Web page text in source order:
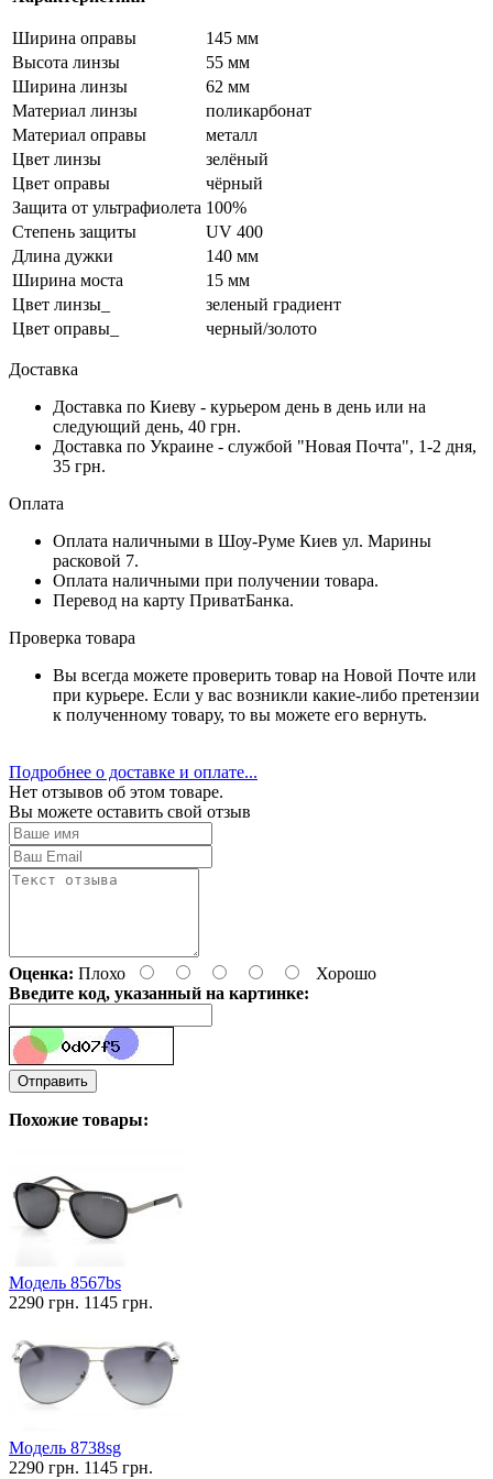
Ширина оправы
145 мм
Высота линзы
55 мм
Ширина линзы
62 мм
Материал линзы
поликарбонат
Материал оправы
металл
Цвет линзы
зелёный
Цвет оправы
чёрный
Защита от ультрафиолета 100%
Степень защиты
UV 400
Длина дужки
140 мм
Ширина моста
15 мм
Цвет линзы_
зеленый градиент
Цвет оправы_
черный/золото
Доставка
Доставка по Киеву - курьером день в день или на
следующий день, 40 грн.
Доставка по Украине - службой "Новая Почта", 1-2 дня,
35 грн.
Оплата
Оплата наличными в Шоу-Руме Киев ул. Марины
расковой 7.
Оплата наличными при получении товара.
Перевод на карту ПриватБанка.
Проверка товара
Вы всегда можете проверить товар на Новой Почте или
при курьере. Если у вас возникли какие-либо претензии
к полученному товару, то вы можете его вернуть.
Подробнее о доставке и оплате...
Нет отзывов об этом товаре.
Вы можете оставить свой отзыв
Оценка: Плохо
Хорошо
Введите код, указанный на картинке:
Отправить
Похожие товары:
Модель 8567bs
2290 грн. 1145 грн.
Модель 8738sg
2290 грн. 1145 грн.